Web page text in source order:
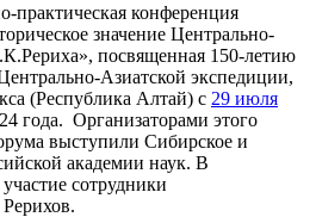
практическая конференция
значение Центрально-
посвященная 150-летию
Азиатской экспедиции,
(Республика Алтай) с 29 июля
года. Организаторами этого
выступили Сибирское и
академии наук. В
сотрудники